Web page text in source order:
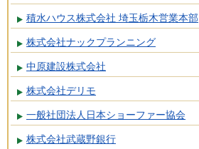
積水ハウス株式会社 埼玉栃木営業本部
株式会社ナックプランニング
中原建設株式会社
株式会社デリモ
一般社団法人日本ショーファー協会
株式会社武蔵野銀行